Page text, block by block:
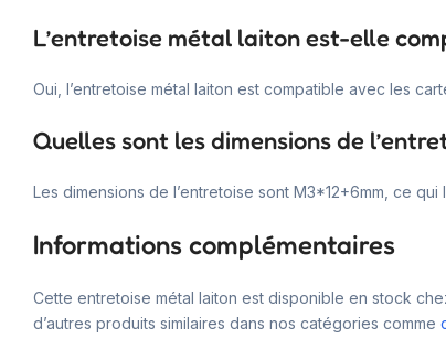
L’entretoise métal laiton est-elle
Oui, l’entretoise métal laiton est compatible avec les
Quelles sont les dimensions de
Les dimensions de l’entretoise sont M3*12+6mm, ce
Informations complémentaires
Cette entretoise métal laiton est disponible en stock
d’autres produits similaires dans nos catégories comme